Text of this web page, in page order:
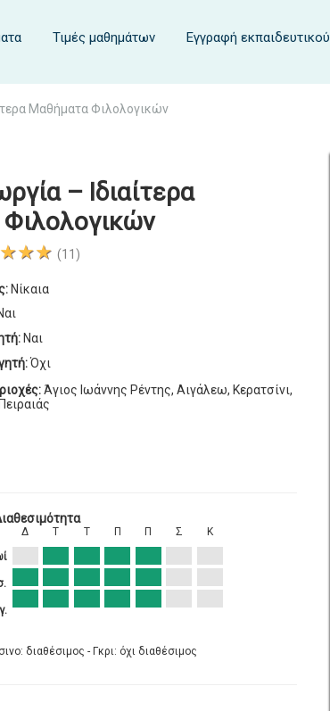
Τιμές μαθημάτων Εγγραφή εκπαιδευτικού
Μαθήματα Φιλολογικών
– Ιδιαίτερα
(11)
Νίκαια
Ναι
Όχι
Άγιος Ιωάννης Ρέντης, Αιγάλεω, Κερατσίνι,
Δ Τ Τ Π Π Σ Κ
διαθέσιμος - Γκρι: όχι διαθέσιμος